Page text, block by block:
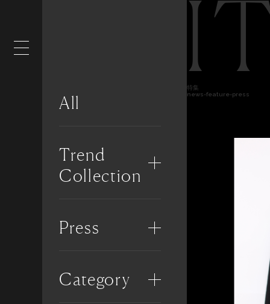
All
Trend
Collection
Press
Category
特集
news-feature-press